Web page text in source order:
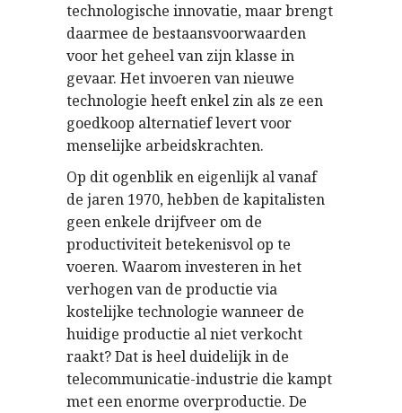
technologische innovatie, maar brengt
daarmee de bestaansvoorwaarden
voor het geheel van zijn klasse in
gevaar. Het invoeren van nieuwe
technologie heeft enkel zin als ze een
goedkoop alternatief levert voor
menselijke arbeidskrachten.
Op dit ogenblik en eigenlijk al vanaf
de jaren 1970, hebben de kapitalisten
geen enkele drijfveer om de
productiviteit betekenisvol op te
voeren. Waarom investeren in het
verhogen van de productie via
kostelijke technologie wanneer de
huidige productie al niet verkocht
raakt? Dat is heel duidelijk in de
telecommunicatie-industrie die kampt
met een enorme overproductie. De